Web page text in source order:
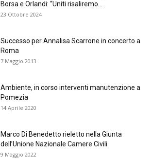
Borsa e Orlandi: “Uniti risaliremo...
23 Ottobre 2024
Successo per Annalisa Scarrone in concerto a
Roma
7 Maggio 2013
Ambiente, in corso interventi manutenzione a
Pomezia
14 Aprile 2020
Marco Di Benedetto rieletto nella Giunta
dell’Unione Nazionale Camere Civili
9 Maggio 2022